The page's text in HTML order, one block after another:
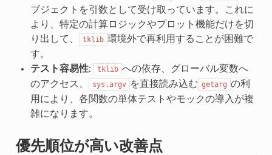
ブジェクトを引数として受け取っています。これに
より、特定の計算ロジックやプロット機能だけを切
り出して、
tklib 環境外で再利用することが困難で
す。
テスト容易性: tklib への依存、グローバル変数へ
のアクセス、
sys.argv を直接読み込む getarg の利
用により、各関数の単体テストやモックの導入が複
雑になります。
優先順位が高い改善点